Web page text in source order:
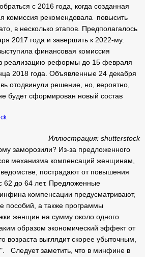
с 2016 года, когда созданная
комиссия рекомендовала повысить
в несколько этапов. Предполагалось
2017 года и завершить к 2022-му.
финансовая комиссия
реализацию реформы до 15 февраля
2018 года. Объявленные 24 декабря
отодвинули решение, но, вероятно,
будет сформирован новый состав
Иллюстрация: shutterstock
заморозили? Из-за предложенного
механизма компенсаций женщинам,
пострадают от повышения
62 до 64 лет. Предложенные
компенсации предусматривают,
пособий, а также программы
женщин на сумму около одного
образом экономический эффект от
возраста выглядит скорее убыточным,
Следует заметить, что в минфине в